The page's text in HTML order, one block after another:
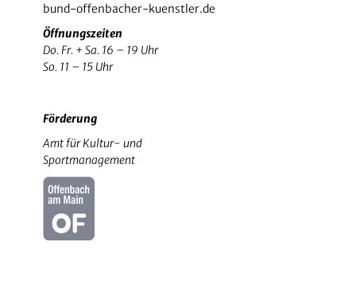
bund-offenbacher-kuenstler.de
Öffnungszeiten
Do. Fr. + Sa. 16 – 19 Uhr
So. 11 – 15 Uhr
Förderung
Amt für Kultur- und
Sportmanagement